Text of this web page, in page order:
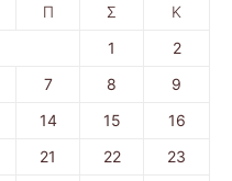
Π Σ Κ
1
2
7 8
9
14 15
16
21 22
23